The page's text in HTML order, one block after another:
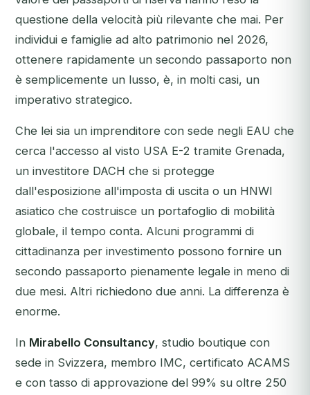
questione della velocità più rilevante che mai. Per
individui e famiglie ad alto patrimonio nel 2026,
ottenere rapidamente un secondo passaporto non
è semplicemente un lusso, è, in molti casi, un
imperativo strategico.
Che lei sia un imprenditore con sede negli EAU che
cerca l'accesso al visto USA E-2 tramite Grenada,
un investitore DACH che si protegge
dall'esposizione all'imposta di uscita o un HNWI
asiatico che costruisce un portafoglio di mobilità
globale, il tempo conta. Alcuni programmi di
cittadinanza per investimento possono fornire un
secondo passaporto pienamente legale in meno di
due mesi. Altri richiedono due anni. La differenza è
enorme.
In Mirabello Consultancy, studio boutique con
sede in Svizzera, membro IMC, certificato ACAMS
e con tasso di approvazione del 99% su oltre 250